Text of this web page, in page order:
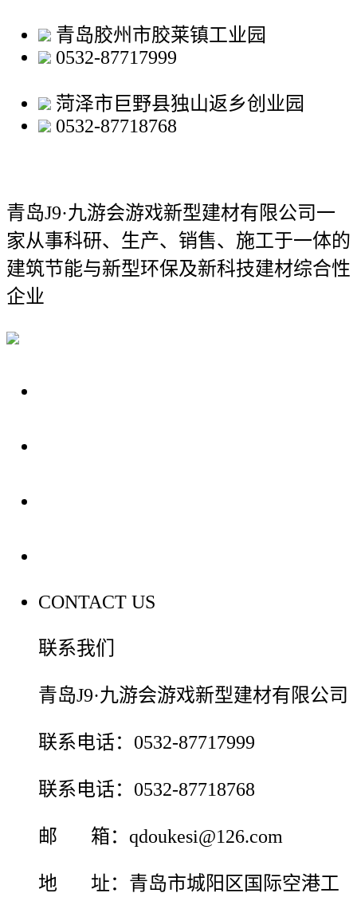
青岛胶州市胶莱镇工业园
0532-87717999
菏泽市巨野县独山返乡创业园
0532-87718768
青岛J9·九游会游戏新型建材有限公司一
家从事科研、生产、销售、施工于一体的
建筑节能与新型环保及新科技建材综合性
企业
CONTACT US
联系我们
青岛J9·九游会游戏新型建材有限公司
联系电话：0532-87717999
联系电话：0532-87718768
邮 箱：qdoukesi@126.com
地 址：青岛市城阳区国际空港工